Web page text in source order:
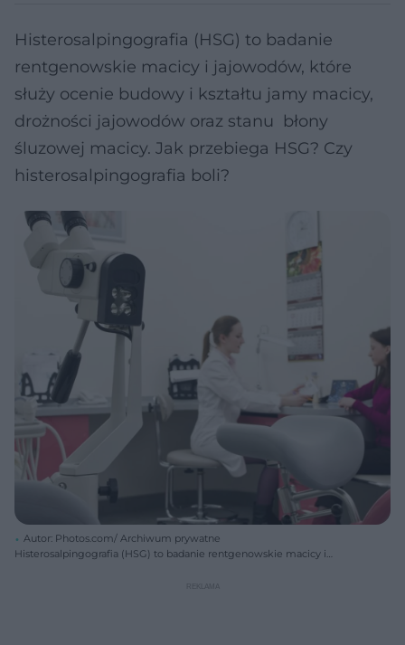
Histerosalpingografia (HSG) to badanie
rentgenowskie macicy i jajowodów, które
służy ocenie budowy i kształtu jamy macicy,
drożności jajowodów oraz stanu błony
śluzowej macicy. Jak przebiega HSG? Czy
histerosalpingografia boli?
Autor: Photos.com/ Archiwum prywatne
Histerosalpingografia (HSG) to badanie rentgenowskie macicy i